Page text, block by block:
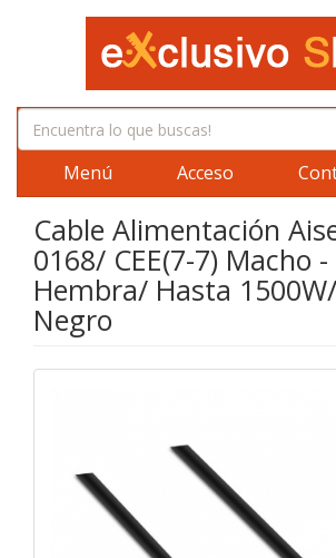
Menú Acceso
Cable Alimentación
0168/ CEE(7-7) Macho -
Hembra/ Hasta
Negro